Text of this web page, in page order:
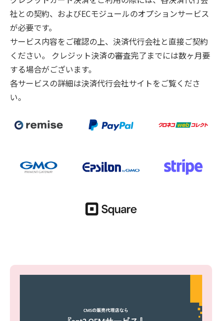
社との契約、およびECモジュールのオプションサービス
が必要です。
サービス内容をご確認の上、決済代行会社と直接ご契約
ください。 クレジット決済の審査完了までには数ヶ月要
する場合がございます。
各サービスの詳細は決済代行会社サイトをご覧くださ
い。